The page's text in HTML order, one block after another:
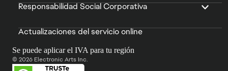
Responsabilidad Social Corporativa
Actualizaciones del servicio online
Se puede aplicar el IVA para tu región
© 2026 Electronic Arts Inc.